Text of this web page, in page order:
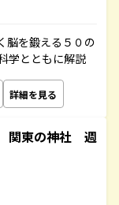
脳を鍛える５０の
学とともに解説
詳細を見る
関東の神社 週